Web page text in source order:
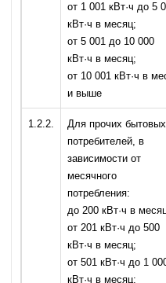
от 1 001 кВт·ч до 5
кВт·ч в месяц;
от 5 001 до 10 000
кВт·ч в месяц;
от 10 001 кВт·ч в
и выше
1.2.2.
Для прочих бытовых
потребителей, в
зависимости от
месячного
потребления:
до 200 кВт·ч в
от 201 кВт·ч до 500
кВт·ч в месяц;
от 501 кВт·ч до 1
кВт·ч в месяц;